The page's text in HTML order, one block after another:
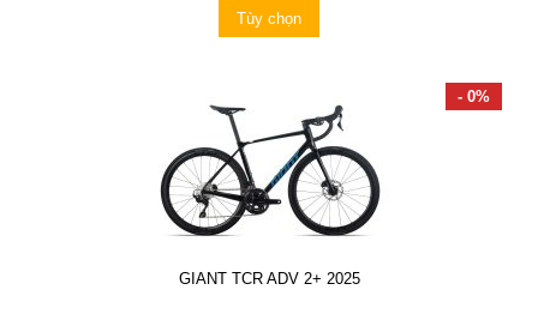
Tùy chọn
- 0%
GIANT TCR ADV 2+ 2025